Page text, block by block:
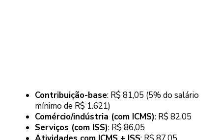
Contribuição-base: R$ 81,05 (5% do salário
mínimo de R$ 1.621)
Comércio/indústria (com ICMS): R$ 82,05
Serviços (com ISS): R$ 86,05